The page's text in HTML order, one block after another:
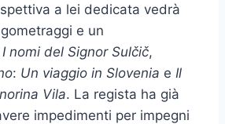
a lei dedicata vedrà
e un
I nomi del Signor Sulčič,
: Un viaggio in Slovenia e Il
Vila. La regista ha già
impedimenti per impegni